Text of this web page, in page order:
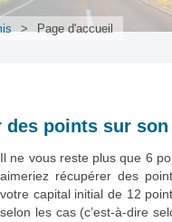
> Page d'accueil
des points sur
Il ne vous reste plus que 6
aimeriez récupérer des
votre capital initial de 12
selon les cas (c’est-à-dire